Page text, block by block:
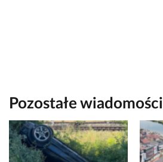
Pozostałe wiadomości